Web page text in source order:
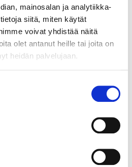
mainosalan ja analytiikka-
siitä, miten käytät
voivat yhdistää näitä
olet antanut heille tai joita on
heidän palvelujaan.